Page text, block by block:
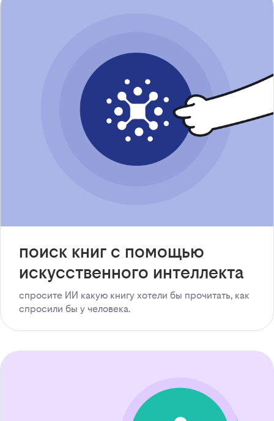
поиск книг с помощью
искусственного интеллекта
спросите ИИ какую книгу хотели бы прочитать, как
спросили бы у человека.